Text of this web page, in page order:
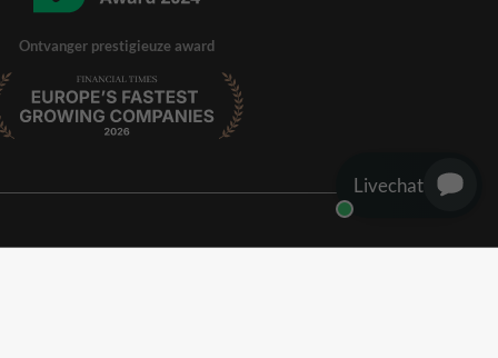
Ontvanger prestigieuze award
Livechat